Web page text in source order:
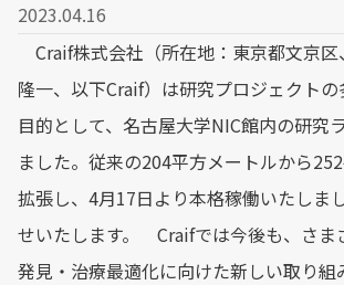
2023.04.16
Craif株式会社（所在地：東京都文京区
隆一、以下Craif）は研究プロジェクト
目的として、名古屋大学NIC館内の研究
ました。従来の204平方メートルから
拡張し、4月17日より本格稼働いたしま
せいたします。 Craifでは今後も、さま
発見・治療最適化に向けた新しい取り組